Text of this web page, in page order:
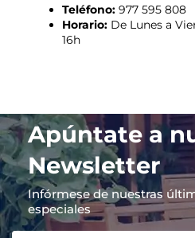
Teléfono: 977 595 808
Horario: De Lunes a
16h
Apúntate a
Newsletter
Infórmese de nuestras
especiales